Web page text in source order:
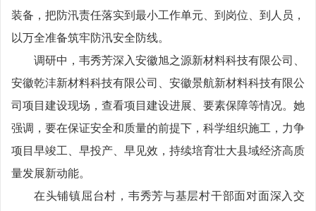
装备，把防汛责任落实到最小工作单元、到岗位、到人员，
以万全准备筑牢防汛安全防线。
调研中，韦秀芳深入安徽旭之源新材料科技有限公司、
安徽乾沣新材料科技有限公司、安徽景航新材料科技有限公
司项目建设现场，查看项目建设进展、要素保障等情况。她
强调，要在保证安全和质量的前提下，科学组织施工，力争
项目早竣工、早投产、早见效，持续培育壮大县域经济高质
量发展新动能。
在头铺镇屈台村，韦秀芳与基层村干部面对面深入交